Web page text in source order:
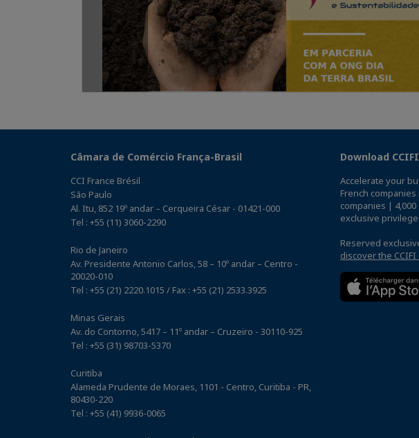
Câmara de Comércio França-Brasil
CCI France Brésil
São Paulo
Al. Itu, 852 19º andar – Cerqueira César - 01421-000
Tel : +55 (11) 3060-2290
Rio de Janeiro
Av. Presidente Antonio Carlos, 58 – 10º andar – Centro -
20020-010
Tel : +55 (21) 2220.1015 / Fax : +55 (21) 2533.3925
Minas Gerais
Av. do Contorno, 5417 – 11º andar – Cruzeiro - 30110-925
Tel : +55 (31) 98703-5370
Curitiba
Alameda Prudente de Moraes, 1101 - Centro, Curitiba - PR,
80430-220
Tel : +55 (41) 9936-0065
Download
Accelerate your
French
companies |
exclusive
Reserved
discover the